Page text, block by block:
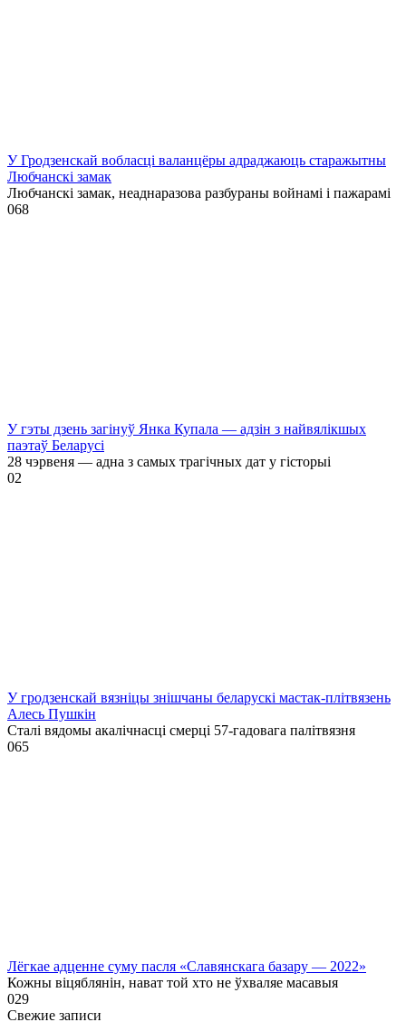
У Гродзенскай вобласці валанцёры адраджаюць старажытны
Любчанскі замак
Любчанскі замак, неаднаразова разбураны войнамі і пажарамі
068
У гэты дзень загінуў Янка Купала — адзін з найвялікшых
паэтаў Беларусі
28 чэрвеня — адна з самых трагічных дат у гісторыі
02
У гродзенскай вязніцы знішчаны беларускі мастак-плітвязень
Алесь Пушкін
Сталі вядомы акалічнасці смерці 57-гадовага палітвязня
065
Лёгкае адценне суму пасля «Славянскага базару — 2022»
Кожны віцяблянін, нават той хто не ўхваляе масавыя
029
Свежие записи